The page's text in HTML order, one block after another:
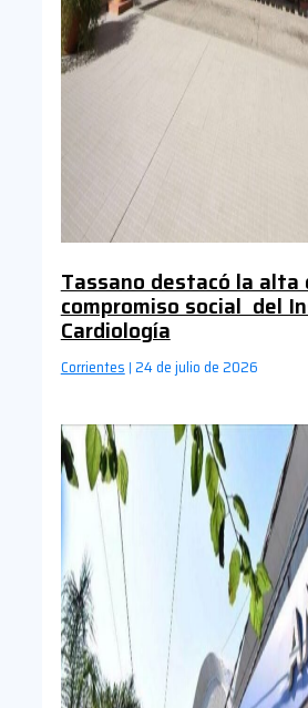
Tassano destacó la alta
compromiso social del
Cardiología
Corrientes | 24 de julio de 2026